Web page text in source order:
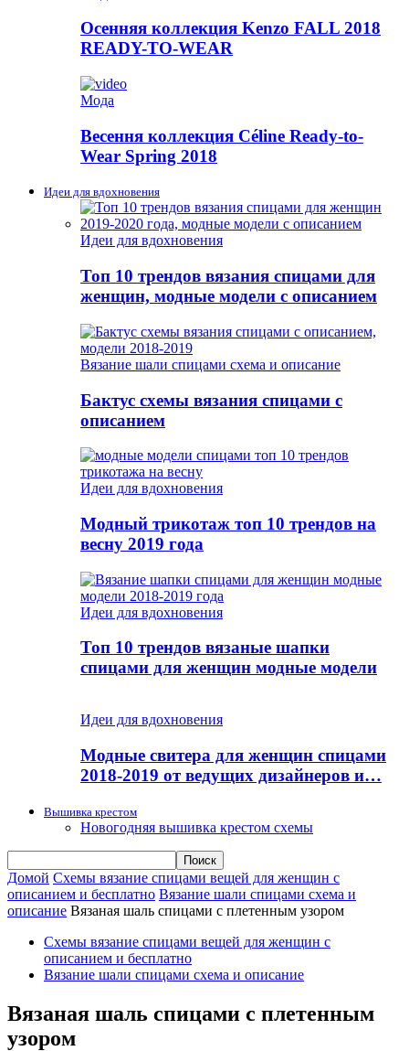
Осенняя коллекция Kenzo FALL 2018
READY-TO-WEAR
Мода
Весення коллекция Céline Ready-to-
Wear Spring 2018
Идеи для вдохновения
Идеи для вдохновения
Топ 10 трендов вязания спицами для
женщин, модные модели с описанием
Вязание шали спицами схема и описание
Бактус схемы вязания спицами с
описанием
Идеи для вдохновения
Модный трикотаж топ 10 трендов на
весну 2019 года
Идеи для вдохновения
Топ 10 трендов вязаные шапки
спицами для женщин модные модели
Идеи для вдохновения
Модные свитера для женщин спицами
2018-2019 от ведущих дизайнеров и…
Вышивка крестом
Новогодняя вышивка крестом схемы
Домой Схемы вязание спицами вещей для женщин с
описанием и бесплатно Вязание шали спицами схема и
описание Вязаная шаль спицами с плетенным узором
Схемы вязание спицами вещей для женщин с
описанием и бесплатно
Вязание шали спицами схема и описание
Вязаная шаль спицами с плетенным
узором